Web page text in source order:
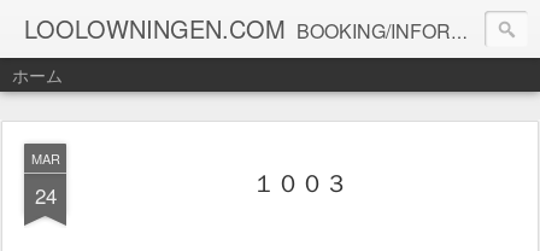
LOOLOWNINGEN.COM BOOKING/INFORMATION info@loolowningen.com
ホーム
MAR
24 １００３